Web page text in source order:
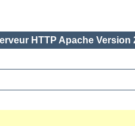
HTTP Apache Version